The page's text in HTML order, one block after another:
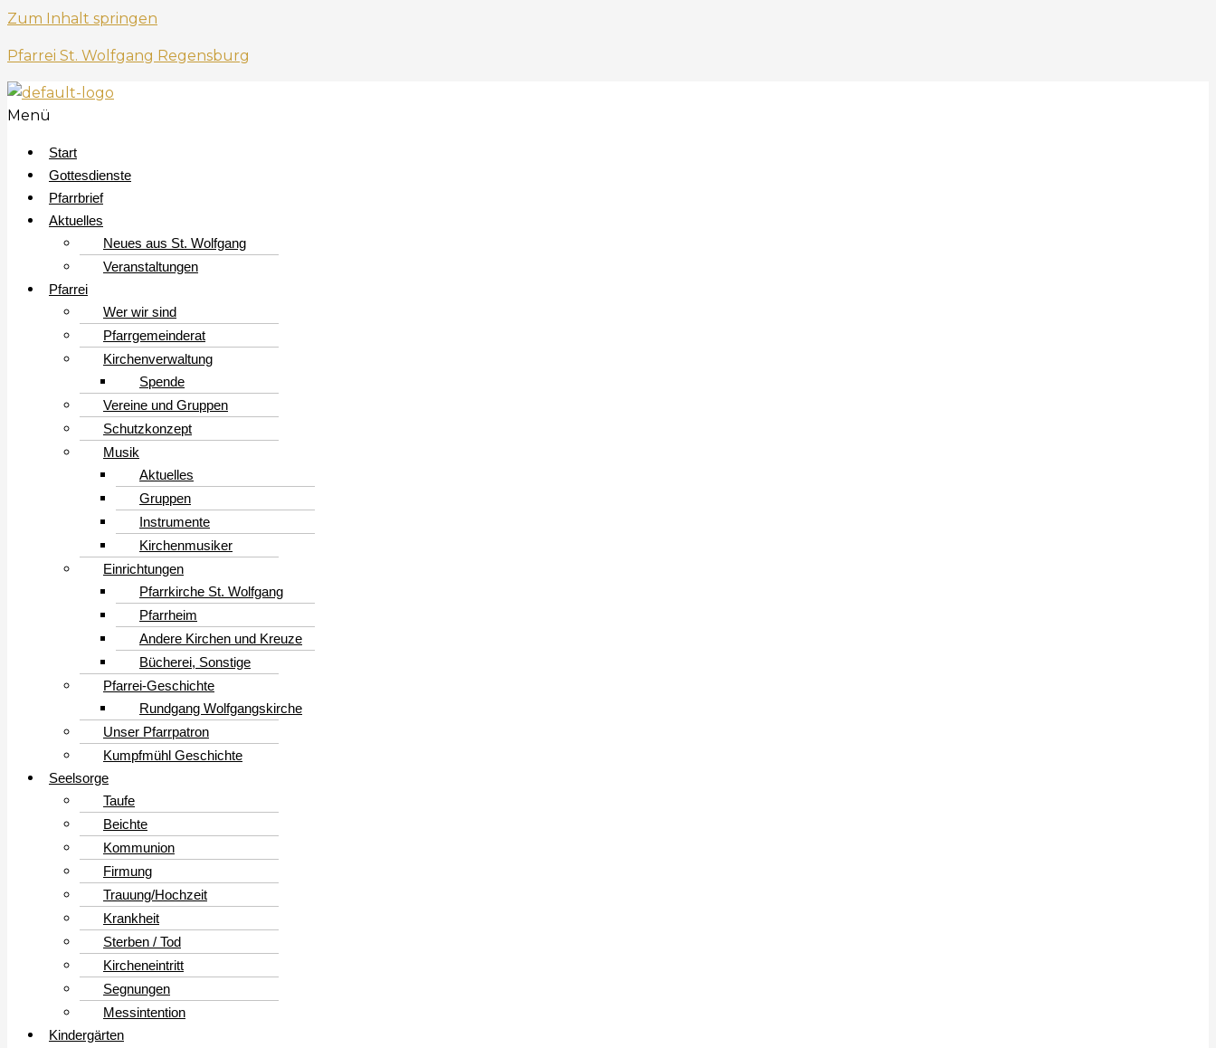
Zum Inhalt springen
Pfarrei St. Wolfgang Regensburg
Menü
Start
Gottesdienste
Pfarrbrief
Aktuelles
Neues aus St. Wolfgang
Veranstaltungen
Pfarrei
Wer wir sind
Pfarrgemeinderat
Kirchenverwaltung
Spende
Vereine und Gruppen
Schutzkonzept
Musik
Aktuelles
Gruppen
Instrumente
Kirchenmusiker
Einrichtungen
Pfarrkirche St. Wolfgang
Pfarrheim
Andere Kirchen und Kreuze
Bücherei, Sonstige
Pfarrei-Geschichte
Rundgang Wolfgangskirche
Unser Pfarrpatron
Kumpfmühl Geschichte
Seelsorge
Taufe
Beichte
Kommunion
Firmung
Trauung/Hochzeit
Krankheit
Sterben / Tod
Kircheneintritt
Segnungen
Messintention
Kindergärten